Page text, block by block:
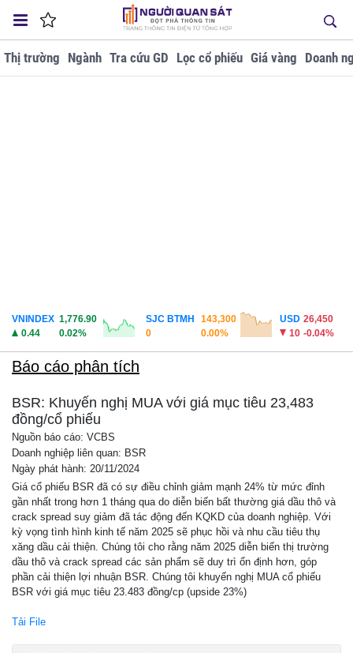
Thị trường Ngành Tra cứu GD Lọc cổ phiếu Giá vàng Doanh
VNINDEX 1,776.90
0.44
0.02%
SJC BTMH
143,300
0
0.00%
USD 26,450
10 -0.04%
Báo cáo phân tích
BSR: Khuyến nghị MUA với giá mục tiêu 23,483
đồng/cổ phiếu
Nguồn báo cáo: VCBS
Doanh nghiệp liên quan: BSR
Ngày phát hành: 20/11/2024
Giá cổ phiếu BSR đã có sự điều chỉnh giảm mạnh 24% từ mức đỉnh
gần nhất trong hơn 1 tháng qua do diễn biến bất thường giá dầu thô và
crack spread suy giảm đã tác động đến KQKD của doanh nghiệp. Với
kỳ vọng tình hình kinh tế năm 2025 sẽ phục hồi và nhu cầu tiêu thụ
xăng dầu cải thiện. Chúng tôi cho rằng năm 2025 diễn biến thị trường
dầu thô và crack spread các sản phẩm sẽ duy trì ổn định hơn, góp
phần cải thiện lợi nhuận BSR. Chúng tôi khuyến nghị MUA cổ phiếu
BSR với giá mục tiêu 23.483 đồng/cp (upside 23%)
Tải File